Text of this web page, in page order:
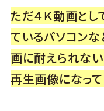
ただ４Ｋ動画とし
ているパソコン
画に耐えられな
再生画像になって